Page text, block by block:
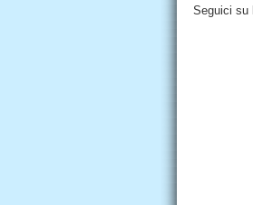
Seguici su